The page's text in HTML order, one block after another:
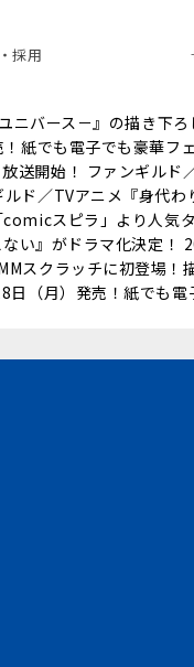
採用
バース－』の描き下
紙でも電子でも豪華フ
送開始！ ファンギル
／TVアニメ『身代わ
スピラ」より人気
』がドラマ化決定！
スクラッチに初登場！
（月）発売！紙でも